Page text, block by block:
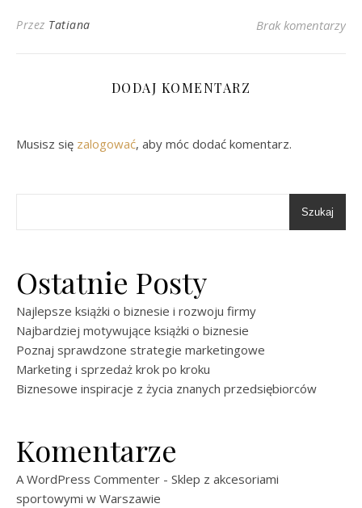
Przez Tatiana Brak komentarzy
DODAJ KOMENTARZ
Musisz się zalogować, aby móc dodać komentarz.
Szukaj
Ostatnie Posty
Najlepsze książki o biznesie i rozwoju firmy
Najbardziej motywujące książki o biznesie
Poznaj sprawdzone strategie marketingowe
Marketing i sprzedaż krok po kroku
Biznesowe inspiracje z życia znanych przedsiębiorców
Komentarze
A WordPress Commenter - Sklep z akcesoriami
sportowymi w Warszawie